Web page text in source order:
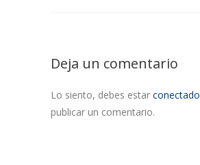
Deja un comentario
Lo siento, debes estar conectado
publicar un comentario.